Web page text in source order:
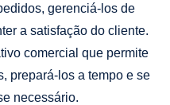
gerenciá-los de
a satisfação do cliente.
comercial que permite
prepará-los a tempo e se
necessário.